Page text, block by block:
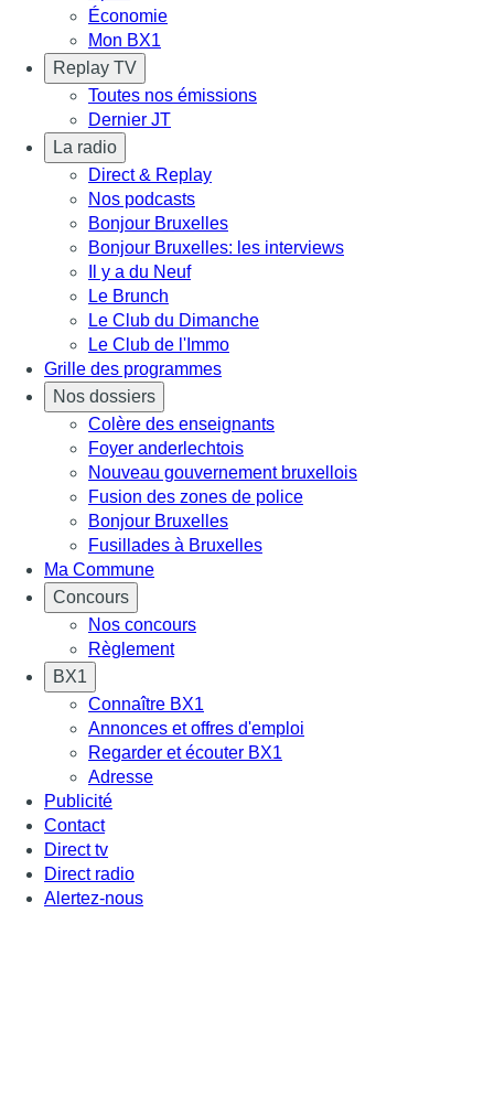
Économie
Mon BX1
Replay TV
Toutes nos émissions
Dernier JT
La radio
Direct & Replay
Nos podcasts
Bonjour Bruxelles
Bonjour Bruxelles: les interviews
Il y a du Neuf
Le Brunch
Le Club du Dimanche
Le Club de l'Immo
Grille des programmes
Nos dossiers
Colère des enseignants
Foyer anderlechtois
Nouveau gouvernement bruxellois
Fusion des zones de police
Bonjour Bruxelles
Fusillades à Bruxelles
Ma Commune
Concours
Nos concours
Règlement
BX1
Connaître BX1
Annonces et offres d'emploi
Regarder et écouter BX1
Adresse
Publicité
Contact
Direct tv
Direct radio
Alertez-nous